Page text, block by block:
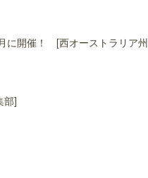
に開催！ [西オーストラリア
部]